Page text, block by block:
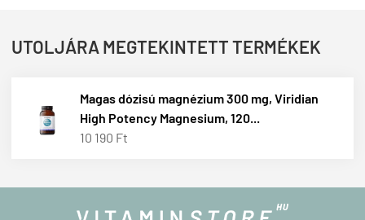
UTOLJÁRA MEGTEKINTETT TERMÉKEK
Magas dózisú magnézium 300 mg, Viridian
High Potency Magnesium, 120...
10 190 Ft